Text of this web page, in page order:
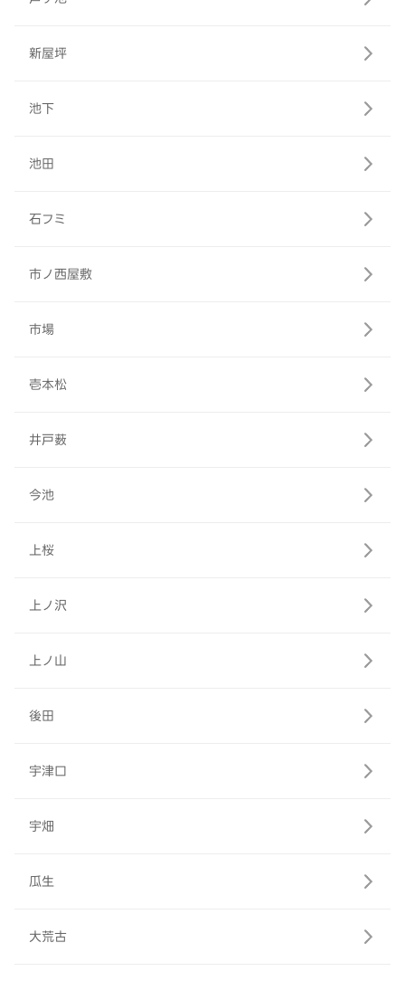
新屋坪
池下
池田
石フミ
市ノ西屋敷
市場
壱本松
井戸薮
今池
上桜
上ノ沢
上ノ山
後田
宇津口
宇畑
瓜生
大荒古